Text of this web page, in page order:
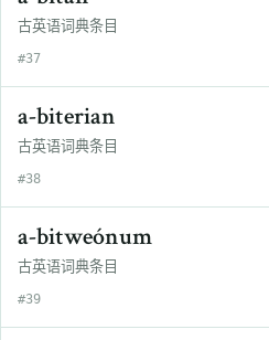
古英语词典条目
#37
a-biterian
古英语词典条目
#38
a-bitweónum
古英语词典条目
#39